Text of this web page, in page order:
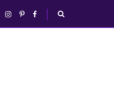
twitterinstagram
pinterestfacebook
busca